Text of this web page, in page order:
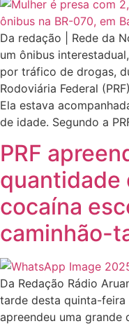
Da redação | Rede da
um ônibus
por tráfico de drogas,
Rodoviária Federal
Ela estava
de idade. Segundo a
PRF
quantidade
cocaína
caminhão-
Da Redação Rádio
tarde desta quinta-feira
apreendeu uma